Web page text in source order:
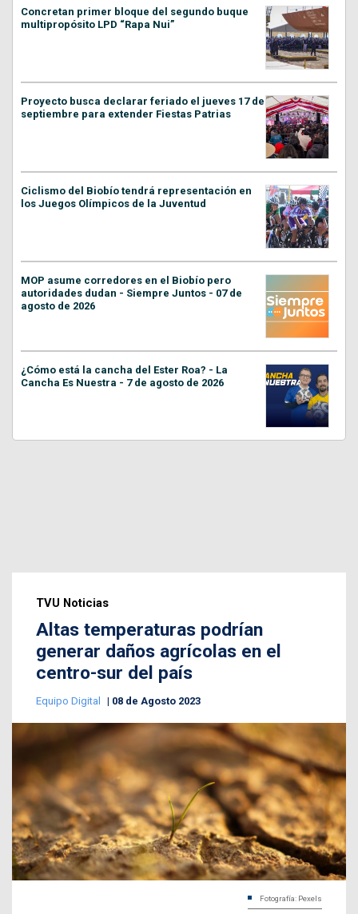
Concretan primer bloque del segundo buque
multipropósito LPD “Rapa Nui”
Proyecto busca declarar feriado el jueves 17 de
septiembre para extender Fiestas Patrias
Ciclismo del Biobío tendrá representación en
los Juegos Olímpicos de la Juventud
MOP asume corredores en el Biobío pero
autoridades dudan - Siempre Juntos - 07 de
agosto de 2026
¿Cómo está la cancha del Ester Roa? - La
Cancha Es Nuestra - 7 de agosto de 2026
TVU Noticias
Altas temperaturas podrían
generar daños agrícolas en el
centro-sur del país
Equipo Digital 08 de Agosto 2023
Fotografía: Pexels